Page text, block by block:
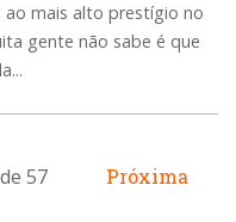
ao mais alto prestígio no
gente não sabe é que
de 57 Próxima